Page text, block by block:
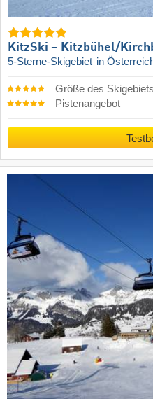
KitzSki – Kitzbühel/​
5-Sterne-Skigebiet in
Größe des Skigebiets
Pistenangebot